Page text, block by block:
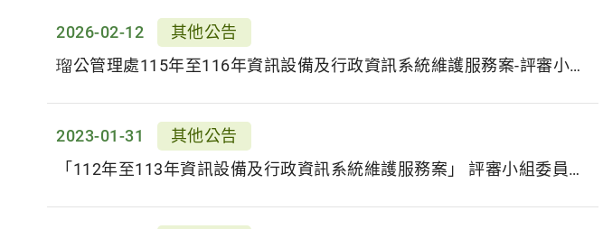
2026-02-12
其他公告
瑠公管理處115年至116年資訊設備及行政資訊系統維護服務案-評審小組委員名單
2023-01-31
其他公告
「112年至113年資訊設備及行政資訊系統維護服務案」 評審小組委員名單